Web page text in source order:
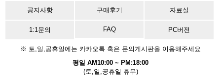
공지사항 구매후기 자료실
1:1문의 FAQ PC버전
※ 토,일,공휴일에는 카카오톡 혹은 문의게시판을 이용해주세요
평일 AM10:00 ~ PM:18:00
(토,일,공휴일 휴무)